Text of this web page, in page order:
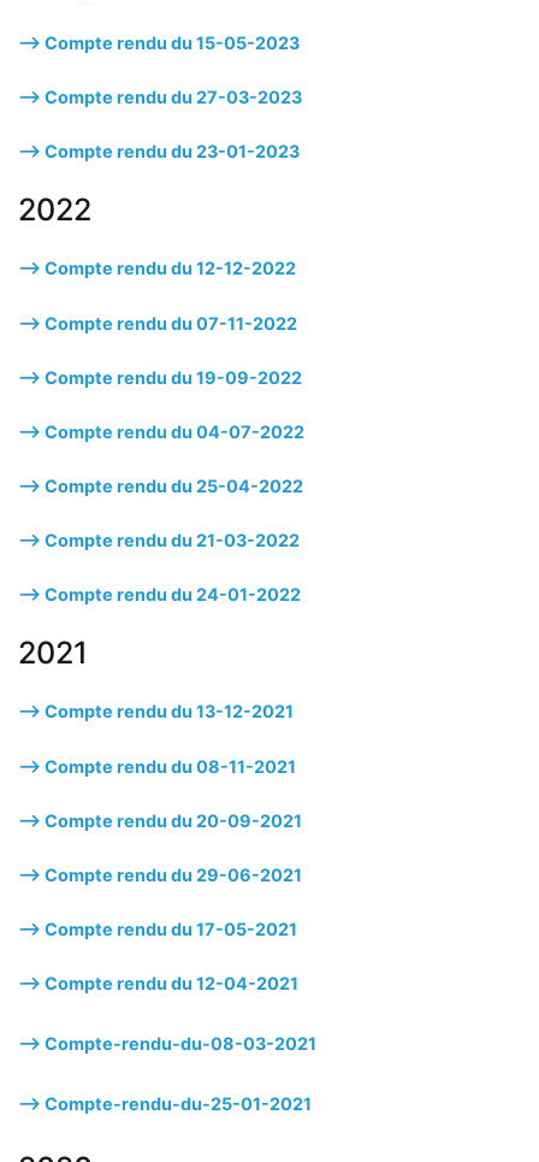
—> Compte rendu du 15-05-2023
—> Compte rendu du 27-03-2023
—> Compte rendu du 23-01-2023
2022
—> Compte rendu du 12-12-2022
—> Compte rendu du 07-11-2022
—> Compte rendu du 19-09-2022
—> Compte rendu du 04-07-2022
—> Compte rendu du 25-04-2022
—> Compte rendu du 21-03-2022
—> Compte rendu du 24-01-2022
2021
—> Compte rendu du 13-12-2021
—> Compte rendu du 08-11-2021
—> Compte rendu du 20-09-2021
—> Compte rendu du 29-06-2021
—> Compte rendu du 17-05-2021
—> Compte rendu du 12-04-2021
—> Compte-rendu-du-08-03-2021
—> Compte-rendu-du-25-01-2021